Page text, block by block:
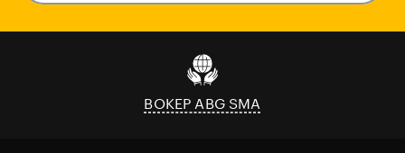
your
BOKEP ABG SMA